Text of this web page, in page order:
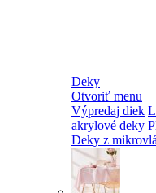
Deky
Otvoriť menu
Výpredaj diek
akrylové deky
Deky z